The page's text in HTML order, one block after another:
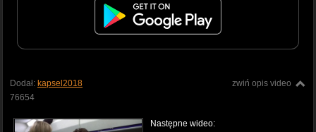
zwiń opis video
Dodał: kapsel2018
76654
Następne wideo: